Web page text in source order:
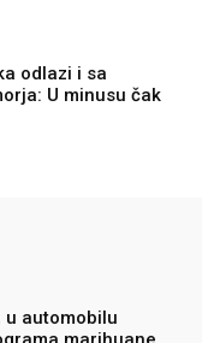
odlazi i sa
U minusu čak
u automobilu